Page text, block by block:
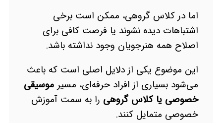
اما در کلاس گروهی، ممکن است برخی
اشتباهات دیده نشوند یا فرصت کافی برای
اصلاح همه هنرجویان وجود نداشته باشد.
این موضوع یکی از دلایل اصلی است که باعث
می‌شود بسیاری از افراد حرفه‌ای، مسیر موسیقی
خصوصی یا کلاس گروهی را به سمت آموزش
خصوصی متمایل کنند.